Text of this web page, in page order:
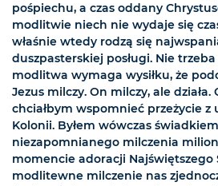
pośpiechu, a czas oddany
modlitwie niech nie wydaje się
właśnie wtedy rodzą się
duszpasterskiej posługi. Nie
modlitwa wymaga wysiłku, że
Jezus milczy. On milczy, ale
chciałbym wspomnieć przeżycie z
Kolonii. Byłem wówczas
niezapomnianego milczenia
momencie adoracji Najświętszego
modlitewne milczenie nas